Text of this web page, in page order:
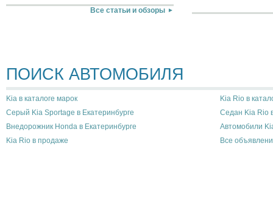
Все статьи и обзоры
ПОИСК АВТОМОБИЛЯ
Kia в каталоге марок
Kia Rio в
Серый Kia Sportage в Екатеринбурге
Седан Kia Rio
Внедорожник Honda в Екатеринбурге
Автомобили
Kia Rio в продаже
Все